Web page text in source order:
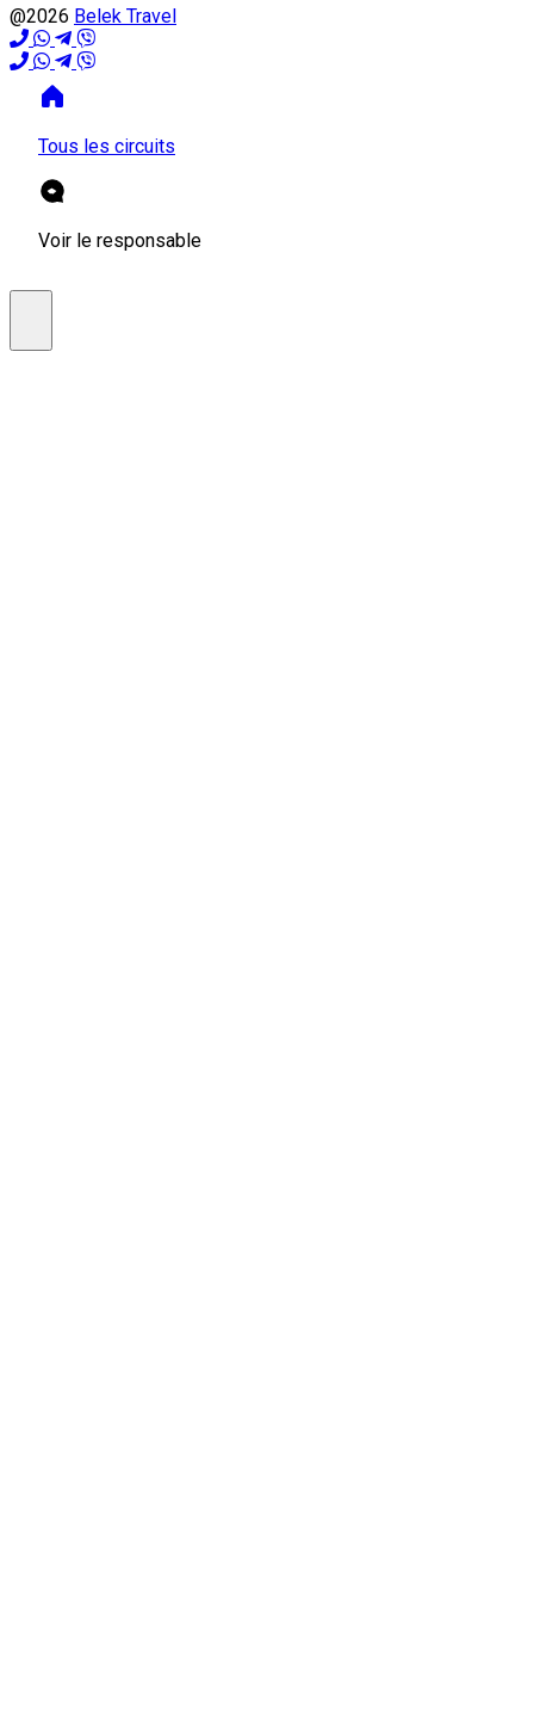
@2026 Belek Travel
Tous les circuits
Voir le responsable